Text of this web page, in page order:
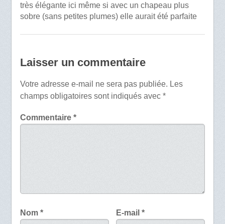
très élégante ici même si avec un chapeau plus
sobre (sans petites plumes) elle aurait été parfaite
Laisser un commentaire
Votre adresse e-mail ne sera pas publiée. Les
champs obligatoires sont indiqués avec *
Commentaire *
Nom * E-mail*